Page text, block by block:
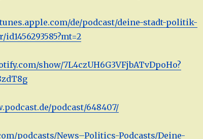
de/podcast/deine-stadt-politik-
show/7L4czUH6G3VFjbATvDpoHo?
podcast/648407/
podcasts/News–Politics-Podcasts/Deine-